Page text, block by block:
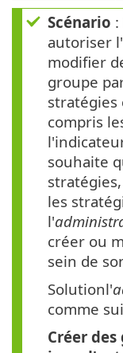
Scénario :
autoriser
modifier
groupe
stratégies
compris
souhaite
les
l'
créer ou
sein de
Solutionl'
comme
Créer